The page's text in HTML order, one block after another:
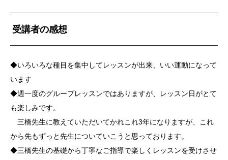
受講者の感想
◆いろいろな種目を集中してレッスンが出来、いい運動になって
います
◆週一度のグループレッスンではありますが、レッスン日がとて
も楽しみです。
三橋先生に教えていただいてかれこれ3年になりますが、これ
から先もずっと先生についていこうと思っております。
◆三橋先生の基礎から丁寧なご指導で楽しくレッスンを受けさせ